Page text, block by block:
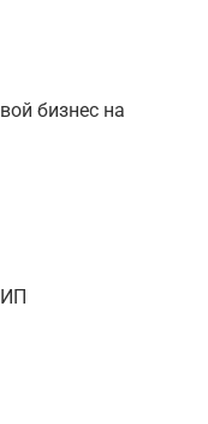
бизнес на
ИП